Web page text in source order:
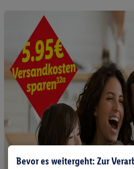
Bevor es weitergeht: Zur